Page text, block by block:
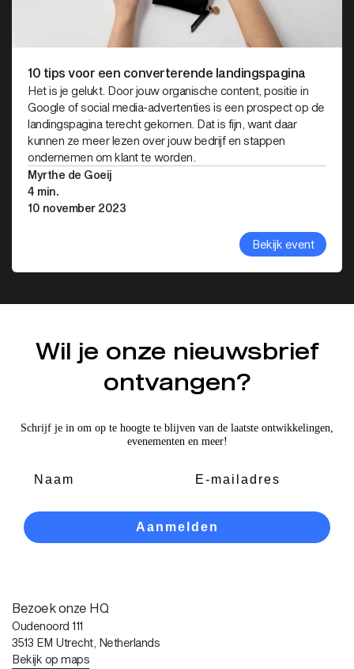
10 tips voor een converterende landingspagina
Het is je gelukt. Door jouw organische content, positie in
Google of social media-advertenties is een prospect op de
landingspagina terecht gekomen. Dat is fijn, want daar
kunnen ze meer lezen over jouw bedrijf en stappen
ondernemen om klant te worden.
Myrthe de Goeij
4 min.
10 november 2023
Bekijk event
Wil je onze nieuwsbrief
ontvangen?
Schrijf je in om op te hoogte te blijven van de laatste ontwikkelingen,
evenementen en meer!
Aanmelden
Bezoek onze HQ
Oudenoord 111
3513 EM Utrecht, Netherlands
Bekijk op maps